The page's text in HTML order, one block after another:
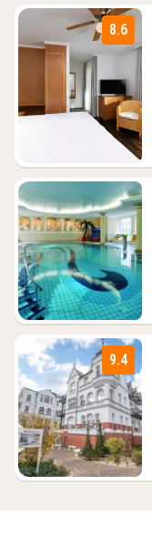
8.6
9.4